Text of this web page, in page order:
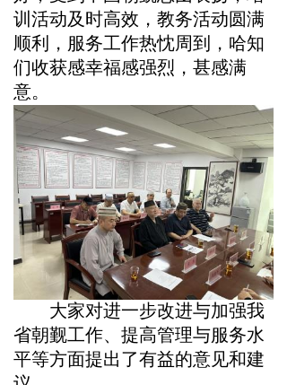
训活动及时高效，教务活动圆满
顺利，服务工作热忱周到，哈知
们收获感幸福感强烈，甚感满
意。
大家对进一步改进与加强我
省朝觐工作、提高管理与服务水
平等方面提出了有益的意见和建